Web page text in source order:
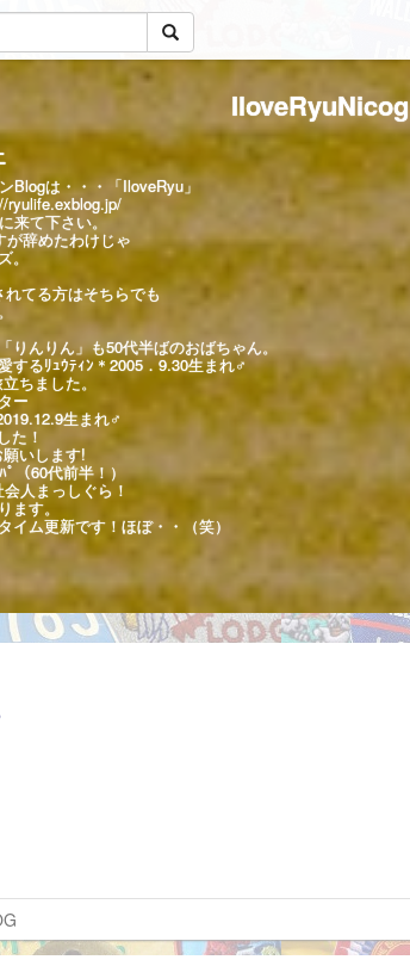
IloveRyuNicog
Blogは・・・「IloveRyu」
ryulife.exblog.jp/
来て下さい。
が辞めたわけじゃ
。
てる方はそちらでも
りんりん」も50代半ばのおばちゃん。
するﾘｭｳﾃｨﾝ＊2005．9.30生まれ♂
ちました。
ー
生まれ♂
た！
いします!
ﾟ（60代前半！）
人まっしぐら！
ます。
イム更新です！ほぼ・・（笑）